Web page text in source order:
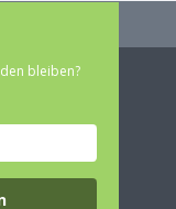
bleiben?